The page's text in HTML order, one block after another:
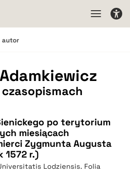
autor
po terytorium
miesiącach
Zygmunta Augusta
1572 r.)
Lodziensis. Folia